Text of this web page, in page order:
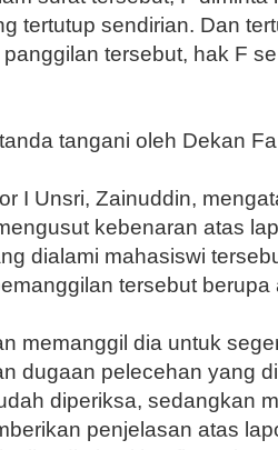
tertutup sendirian. Dan
tersebut, hak F
tangani oleh Dekan
I Unsri, Zainuddin,
kebenaran atas
dialami mahasiswi
tersebut berupa
memanggil dia untuk
dugaan pelecehan yang
diperiksa, sedangkan
penjelasan atas